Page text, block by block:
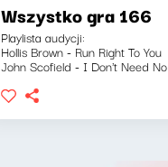
Wszystko gra 166
Playlista audycji:
Hollis Brown - Run Right To You
John Scofield - I Don't Need